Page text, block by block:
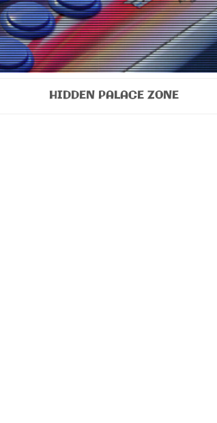
HIDDEN PALACE ZONE